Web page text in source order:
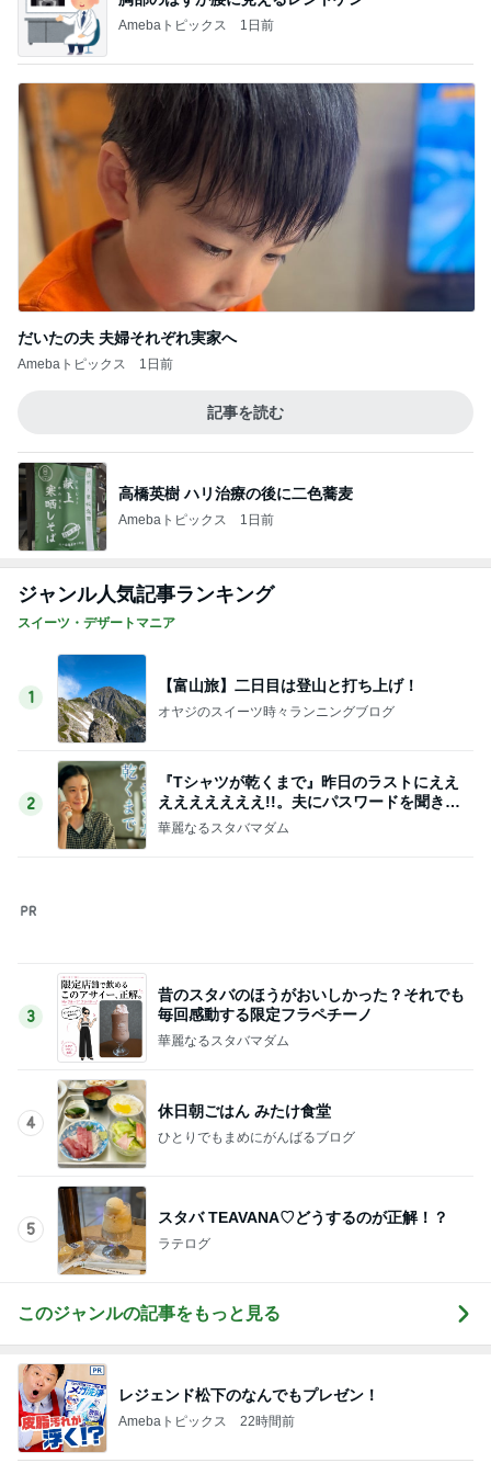
昔のスタバのほうがおいしかった？それでも
毎回感動する限定フラペチーノ
華麗なるスタバマダム
4
休日朝ごはん みたけ食堂
ひとりでもまめにがんばるブログ
ラテログ
このジャンルの記事をもっと見る
レジェンド松下のなんでもプレゼン！
Amebaトピックス 22時間前
Amebaトピックス 1日前
失意の中の気になってた博多ラーメン
Amebaトピックス 2日前
肉汁飛び散るゲンコツ級の唐揚げ
Amebaトピックス 22時間前
お金の無駄と考え夫抜きで映画
Amebaトピックス 2日前
友達の家でみんなで楽しいピザ作り